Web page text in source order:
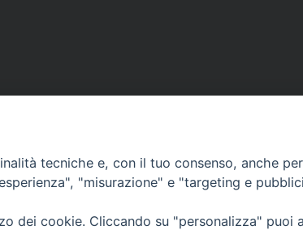
12.30.
.
tecniche e, con il tuo consenso, anche
"misurazione" e "targeting e
dei cookie. Cliccando su "personalizza" puoi